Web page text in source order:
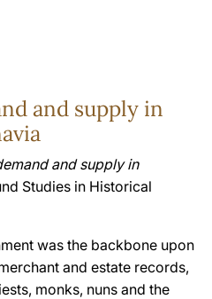
and supply in
and supply in
Studies in Historical
was the backbone upon
and estate records,
monks, nuns and the